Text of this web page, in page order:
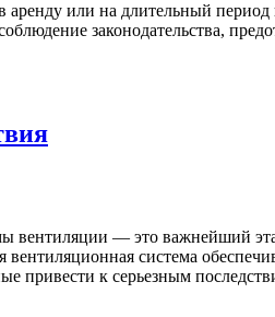
или на длительный
законодательства,
— это важнейший
система
привести к серьезным